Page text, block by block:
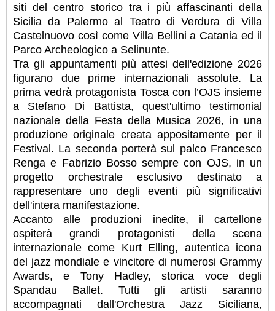
siti del centro storico tra i più affascinanti della
Sicilia da Palermo al Teatro di Verdura di Villa
Castelnuovo così come Villa Bellini a Catania ed il
Parco Archeologico a Selinunte.
Tra gli appuntamenti più attesi dell'edizione 2026
figurano due prime internazionali assolute. La
prima vedrà protagonista Tosca con l’OJS insieme
a Stefano Di Battista, quest'ultimo testimonial
nazionale della Festa della Musica 2026, in una
produzione originale creata appositamente per il
Festival. La seconda porterà sul palco Francesco
Renga e Fabrizio Bosso sempre con OJS, in un
progetto orchestrale esclusivo destinato a
rappresentare uno degli eventi più significativi
dell'intera manifestazione.
Accanto alle produzioni inedite, il cartellone
ospiterà grandi protagonisti della scena
internazionale come Kurt Elling, autentica icona
del jazz mondiale e vincitore di numerosi Grammy
Awards, e Tony Hadley, storica voce degli
Spandau Ballet. Tutti gli artisti saranno
accompagnati dall'Orchestra Jazz Siciliana,